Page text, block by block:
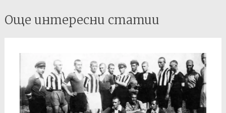
Post
navigation
Още интересни статии